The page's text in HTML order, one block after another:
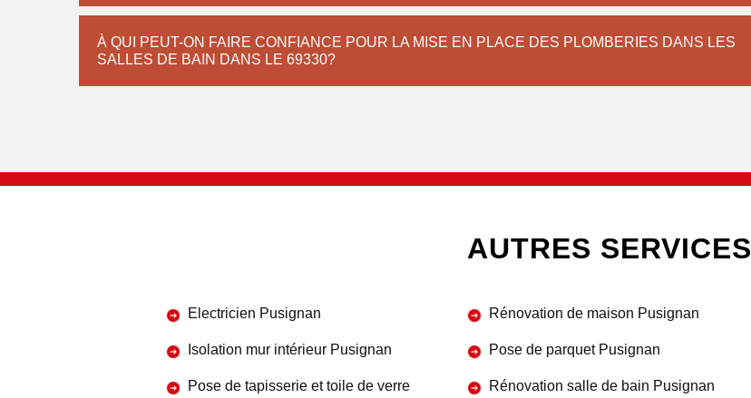
À QUI PEUT-ON FAIRE CONFIANCE POUR LA MISE EN PLACE DES PLOMBERIES DANS LES
SALLES DE BAIN DANS LE 69330?
AUTRES SERVICES
Electricien Pusignan
Isolation mur intérieur Pusignan
Pose de tapisserie et toile de verre
Rénovation de maison Pusignan
Pose de parquet Pusignan
Rénovation salle de bain Pusignan